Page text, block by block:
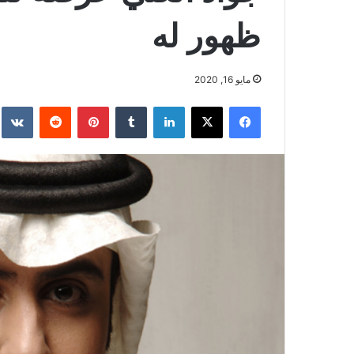
ظهور له
مايو 16, 2020
فيسبوك ‫X لينكدإن بينتيريست